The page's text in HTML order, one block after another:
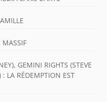
MASSIF
GEMINI RIGHTS (STEVE
: LA RÉDEMPTION EST